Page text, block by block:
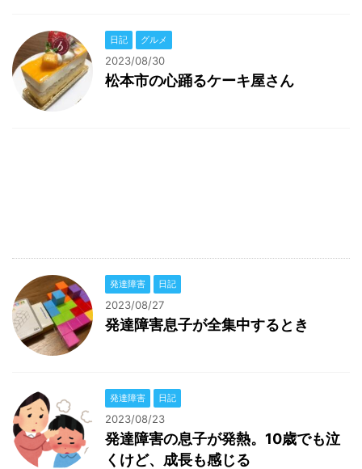
日記 グルメ
2023/08/30
松本市の心踊るケーキ屋さん
発達障害 日記
2023/08/27
発達障害息子が全集中するとき
発達障害 日記
2023/08/23
発達障害の息子が発熱。10歳でも泣
くけど、成長も感じる